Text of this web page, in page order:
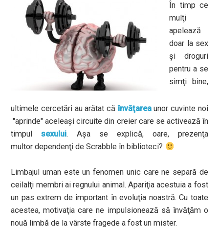
În timp ce
mulţi
apelează
doar la sex
şi droguri
pentru a se
simţi bine,
ultimele cercetări au arătat căînvăţareaunor cuvinte noi
"aprinde" aceleaşi circuite din creier care se activează în
timpulsexului. Aşa se explică, oare, prezenţa
multor dependenţi de Scrabble în biblioteci?
Limbajul uman este un fenomen unic care ne separă de
ceilalţi membri ai regnului animal. Apariţia acestuia a fost
un pas extrem de important în evoluţia noastră. Cu toate
acestea, motivaţia care ne impulsionează să învăţăm o
nouă limbă de la vârste fragede a fost un mister.